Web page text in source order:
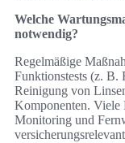
Welche
notwendig?
Regelmäßige
Funktionstests (z. B.
Reinigung von
Komponenten. Viele
Monitoring und